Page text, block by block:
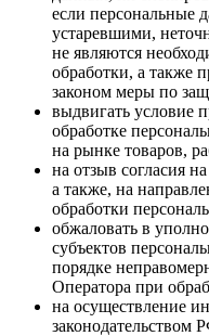
если персональные
устаревшими,
не являются
обработки, а также
законом меры по
выдвигать условие
обработке
на рынке товаров,
на отзыв согласия
а также, на
обработки
обжаловать в
субъектов
порядке
Оператора при
на осуществление
законодательством